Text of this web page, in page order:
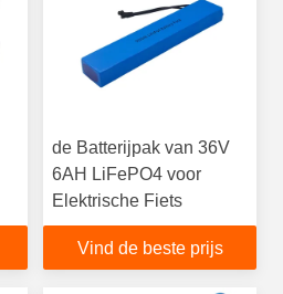
de Batterijpak van 36V
6AH LiFePO4 voor
Elektrische Fiets
Vind de beste prijs